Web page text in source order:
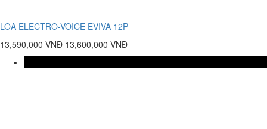
LOA ELECTRO-VOICE EVIVA 12P
13,590,000 VNĐ 13,600,000 VNĐ